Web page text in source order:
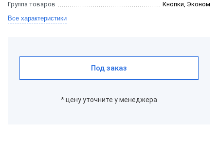
Группа товаров
Кнопки, Эконом
Все характеристики
Под заказ
* цену уточните у менеджера